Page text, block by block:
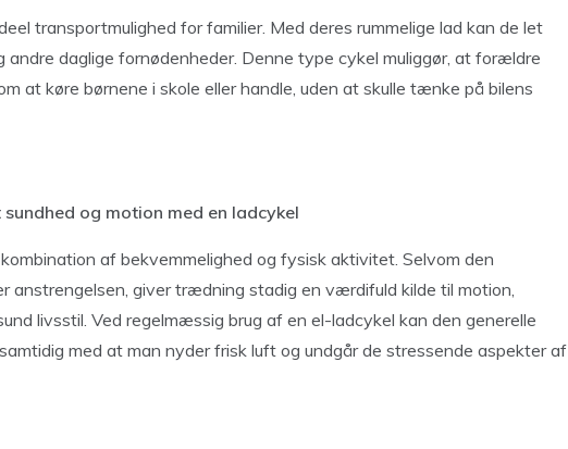
transportmulighed for familier. Med deres rummelige lad kan de let
andre daglige fornødenheder. Denne type cykel muliggør, at forældre
at køre børnene i skole eller handle, uden at skulle tænke på bilens
og motion med en ladcykel
af bekvemmelighed og fysisk aktivitet. Selvom den
anstrengelsen, giver trædning stadig en værdifuld kilde til motion,
livsstil. Ved regelmæssig brug af en el-ladcykel kan den generelle
med at man nyder frisk luft og undgår de stressende aspekter af